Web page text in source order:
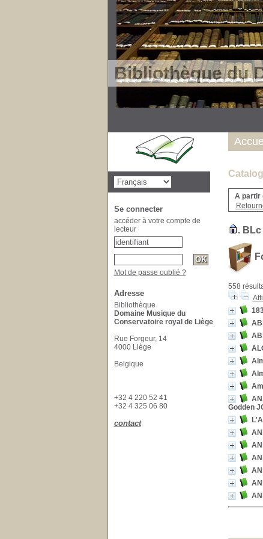
Bibliothèque du
A partir
. BLc
558
Godden
Se connecter
accéder à votre compte de
lecteur
Mot de passe oublié ?
Adresse
Bibliothèque
Domaine Musique du
Conservatoire royal de Liège
Rue Forgeur, 14
4000 Liège
Belgique
+32 4 220 52 41
+32 4 325 06 80
contact